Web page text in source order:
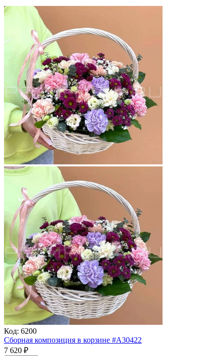
Код: 6200
Сборная композиция в корзине #A30422
7 620 ₽